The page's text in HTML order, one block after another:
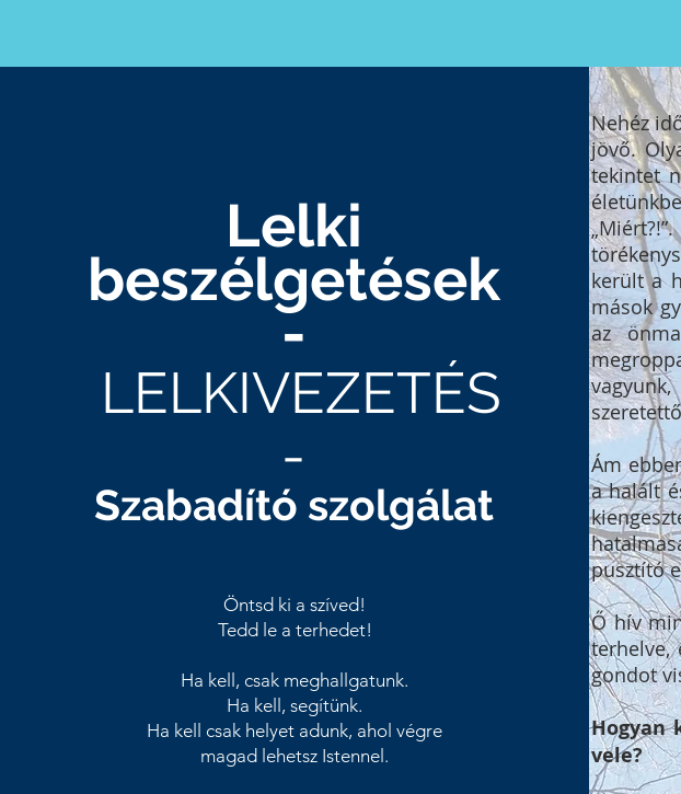
Lelki
beszélgetések
-
LELKIVEZETÉS
-
Szabadító szolgálat
Öntsd ki a szíved!
Tedd le a terhedet!
Ha kell, csak meghallgatunk.
Ha kell, segítünk.
Ha kell csak helyet adunk, ahol végre
magad lehetsz Istennel.
Nehéz
jövő.
tekintet
került a
mások
az
Ám
a halált
pusztító
Ő hív
terhelve,
gondot
Hogyan
vele?